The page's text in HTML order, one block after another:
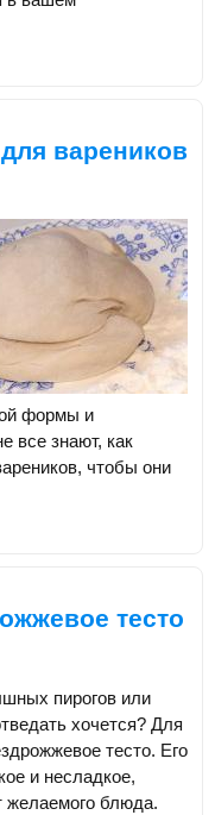
вареников
формы и
все знают, как
чтобы они
тесто
пирогов или
хочется? Для
тесто. Его
и несладкое,
желаемого блюда.